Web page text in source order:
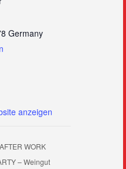
Germany
anzeigen
AFTER WORK
– Weingut